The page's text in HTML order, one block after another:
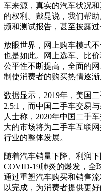
车来源，真实的汽车状况
的权利。戴昆说，我们帮
频和测试报告，甚至披露
放眼世界，网上购车模式
也是如此。网上选车、比
公平性不断提高，全面的
制使消费者的购买热情逐渐
数据显示，2019年，美国
2.5:1，而中国二手车交易
人士称，2020年中国二手
大的市场将为二手车互联
行业的整体发展。
随着汽车销量下降、利润
COVID-19肺炎的爆发，全
通过重塑汽车购买和销售
以完成，为消费者提供更好